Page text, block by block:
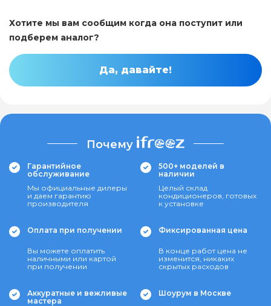
Хотите мы вам сообщим когда она поступит или
подберем аналог?
Да, давайте!
Почему
Гарантийное
обслуживание
Мы официальные дилеры
и даем гарантию
производителя
500+ моделей в
наличии
Целый склад
кондиционеров, готовых
к установке
Оплата при получении
Вы можете оплатить
наличными или картой
при получении
Фиксированная цена
В конце работ цена не
изменится, никаких
скрытых расходов
Аккуратные и вежливые
мастера
Шоурум в Москве